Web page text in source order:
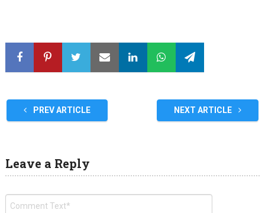
PREV ARTICLE NEXT ARTICLE
Leave a Reply